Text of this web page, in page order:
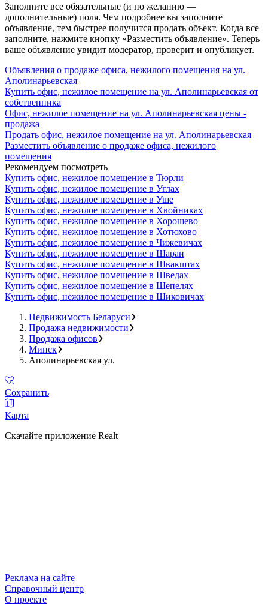
Заполните все обязательные (и по желанию —
дополнительные) поля. Чем подробнее вы заполните
объявление, тем быстрее получится продать объект. Когда все
заполните, нажмите кнопку «Разместить объявление». Теперь
ваше объявление увидит модератор, проверит и опубликует.
Объявления о продаже офиса, нежилого помещения на ул.
Аполинарьевская
Купить офис, нежилое помещение на ул. Аполинарьевская от
собственника
Офис, нежилое помещение на ул. Аполинарьевская цены -
продажа
Продать офис, нежилое помещение на ул. Аполинарьевская
Разместить объявление о продаже офиса, нежилого
помещения
Рекомендуем посмотреть
Купить офис, нежилое помещение в Тюрли
Купить офис, нежилое помещение в Углах
Купить офис, нежилое помещение в Уше
Купить офис, нежилое помещение в Хвойниках
Купить офис, нежилое помещение в Хорошево
Купить офис, нежилое помещение в Хотюхово
Купить офис, нежилое помещение в Чижевичах
Купить офис, нежилое помещение в Шараи
Купить офис, нежилое помещение в Швакштах
Купить офис, нежилое помещение в Шведах
Купить офис, нежилое помещение в Шепелях
Купить офис, нежилое помещение в Шиковичах
Недвижимость Беларуси
Продажа недвижимости
Продажа офисов
Минск
Аполинарьевская ул.
Сохранить
Карта
Скачайте приложение Realt
Реклама на сайте
Справочный центр
О проекте